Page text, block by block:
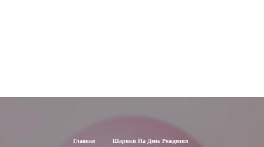
Главная Шарики На День Рождения